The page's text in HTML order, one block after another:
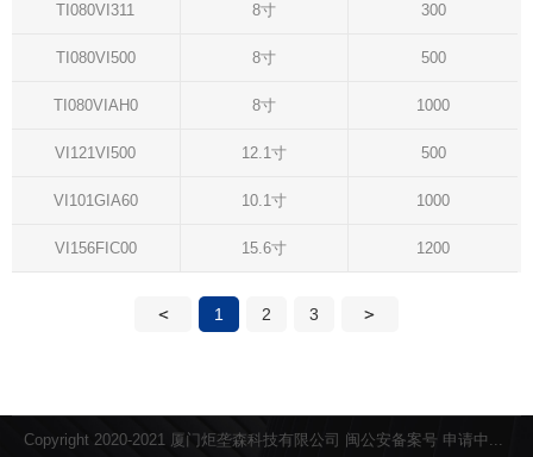
TI080VI311 8寸 300
TI080VI500 8寸 500
TI080VIAH0 8寸 1000
VI121VI500 12.1寸 500
VI101GIA60 10.1寸 1000
VI156FIC00 15.6寸 1200
1 2 3
Copyright 2020-2021 厦门炬垄森科技有限公司 闽公安备案号 申请中...